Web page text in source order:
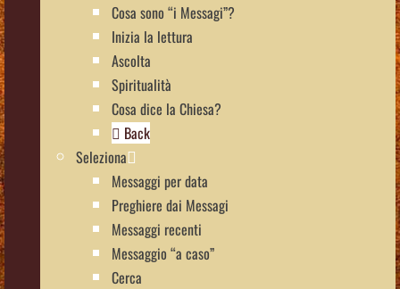
Cosa sono “i Messagi”?
Inizia la lettura
Ascolta
Spiritualità
Cosa dice la Chiesa?
Back
Seleziona
Messaggi per data
Preghiere dai Messagi
Messaggi recenti
Messaggio “a caso”
Cerca